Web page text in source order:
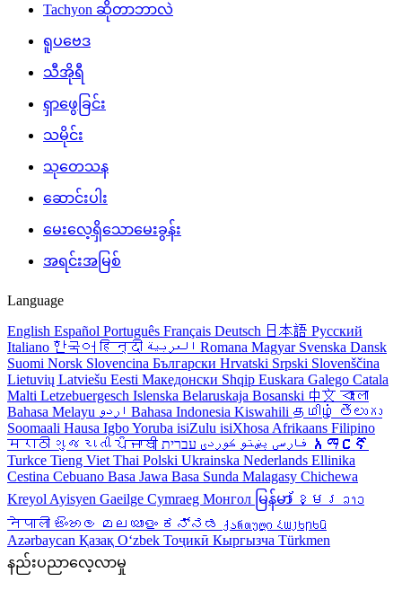
Tachyon ဆိုတာဘာလဲ
ရူပဗေဒ
သီအိုရီ
ရှာဖွေခြင်း
သမိုင်း
သုတေသန
ဆောင်းပါး
မေးလေ့ရှိသောမေးခွန်း
အရင်းအမြစ်
Language
English Español Português Français Deutsch 日本語 Русский
Italiano 한국어 हिन्दी Romana Magyar Svenska Dansk
Suomi Norsk Slovencina Български Hrvatski Srpski Slovenščina
Lietuvių Latviešu Eesti Македонски Shqip Euskara Galego Catala
Malti Letzebuergesch Islenska Belaruskaja Bosanski 中文 বাংলা
Bahasa Melayu
Bahasa Indonesia Kiswahili தமிழ்
తెలుగు
Soomaali Hausa IgboYoruba isiZulu isiXhosa Afrikaans Filipino
मराठी ગુજરાતી ਪੰਜਾਬੀ فارسی پښتو کوردی
አማርኛ
Turkce Tieng Viet Thai Polski Ukrainska Nederlands Ellinika
Cestina Cebuano Basa Jawa Basa Sunda Malagasy Chichewa
Kreyol Ayisyen Gaeilge Cymraeg Монгол မြန်မာ ខ្មែរ ລາວ
नेपाली සිංහල മലയാളം ಕನ್ನಡ ქართული Հայերեն
Azərbaycan Қазақ Oʻzbek Тоҷикӣ Кыргызча Türkmen
နည်းပညာလေ့လာမှု